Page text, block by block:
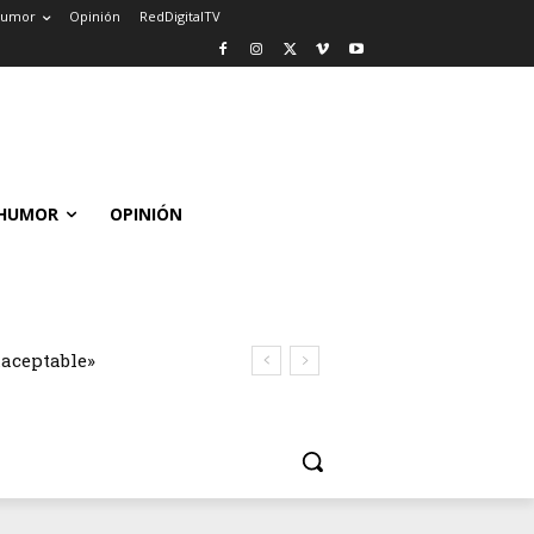
Opinión RedDigitalTV
OPINIÓN